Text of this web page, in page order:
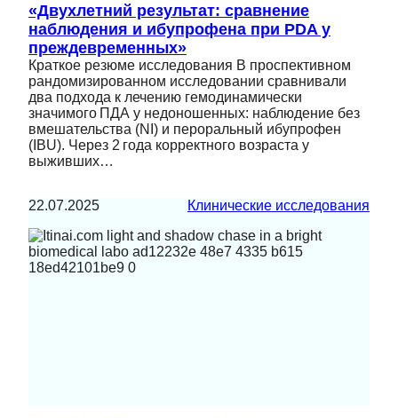
«Двухлетний результат: сравнение
наблюдения и ибупрофена при PDA у
преждевременных»
Краткое резюме исследования В проспективном
рандомизированном исследовании сравнивали
два подхода к лечению гемодинамически
значимого ПДА у недоношенных: наблюдение без
вмешательства (NI) и пероральный ибупрофен
(IBU). Через 2 года корректного возраста у
выживших…
22.07.2025 Клинические исследования